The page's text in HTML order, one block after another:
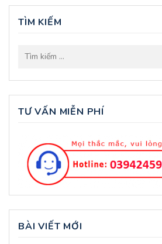
TÌM KIẾM
TƯ VẤN MIỄN PHÍ
BÀI VIẾT MỚI